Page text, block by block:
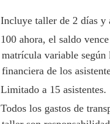
Incluye taller de 2 días y
100 ahora, el saldo
matrícula variable
financiera de los
Limitado a 15 asistentes.
Todos los gastos de